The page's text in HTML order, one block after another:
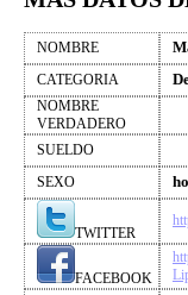
NOMBRE
CATEGORIA
NOMBRE
VERDADERO
SUELDO
SEXO
TWITTER
FACEBOOK